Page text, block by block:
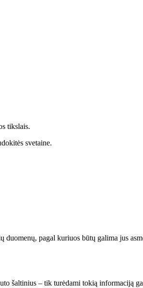
tikslais.
svetaine.
pagal kuriuos būtų galima jus
šaltinius – tik turėdami tokią informaciją